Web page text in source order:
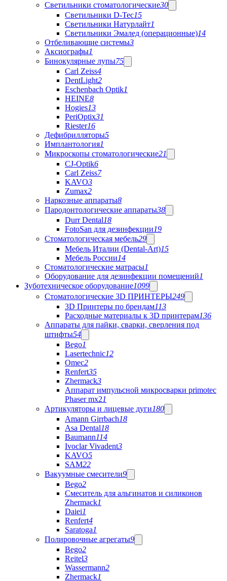
Светильники стоматологические30
Светильники D-Tec15
Светильники Натурлайт1
Светильники Эмалед (операционные)14
Отбеливающие системы3
Аксиографы1
Бинокулярные лупы75
Carl Zeiss4
DentLight2
Eschenbach Optik1
HEINE8
Hogies13
PeriOptix31
Riester16
Дефибрилляторы5
Имплантология1
Микроскопы стоматологические21
CJ-Optik6
Carl Zeiss7
KAVO3
Zumax2
Наркозные аппараты8
Пародонтологические аппараты38
Durr Dental18
FotoSan для дезинфекции19
Стоматологическая мебель29
Мебель Италии (Dental-Art)15
Мебель России14
Стоматологические матрасы1
Оборудование для дезинфекции помещений1
Зуботехническое оборудование1099
Стоматологические 3D ПРИНТЕРЫ249
3D Принтеры по брендам113
Расходные материалы к 3D принтерам136
Аппараты для пайки, сварки, сверления под
штифты54
Bego1
Lasertechnic12
Omec2
Renfert35
Zhermack3
Аппарат импульсной микросварки primotec
Phaser mx21
Артикуляторы и лицевые дуги180
Amann Girrbach18
Asa Dental18
Baumann114
Ivoclar Vivadent3
KAVO5
SAM22
Вакуумные смесители9
Bego2
Cмеситель для альгинатов и силиконов
Zhermack1
Daiei1
Renfert4
Saratoga1
Полировочные агрегаты9
Bego2
Reitel3
Wassermann2
Zhermack1